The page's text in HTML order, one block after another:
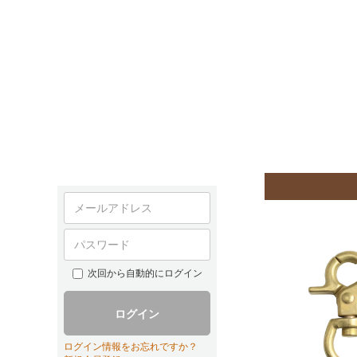
次回から自動的にログイン
ログイン
ログイン情報をお忘れですか？